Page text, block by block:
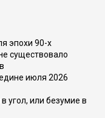
эпохи 90-х
существовало
июля 2026
угол, или безумие в